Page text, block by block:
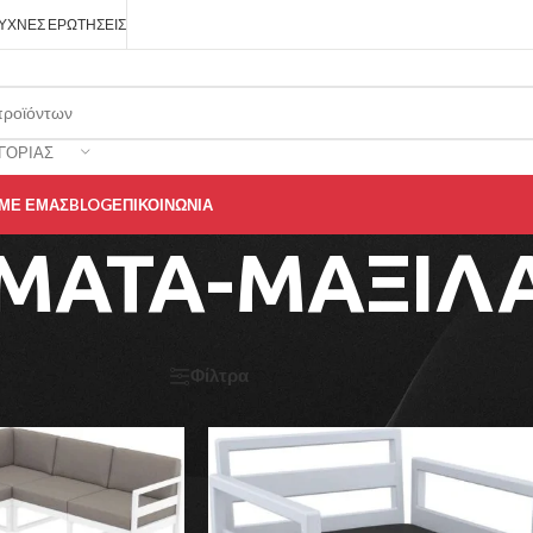
ΕΡΩΤΉΣΕΙΣ
ΕΜΆΣBLOGΕΠΙΚΟΙΝΩΝΊΑ
Φίλτρα